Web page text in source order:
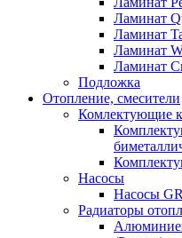
Ламинат
Ламинат
Ламинат
Ламинат
Подложка
Отопление, смесители
Комлектующие
Насосы
Насосы
Радиаторы